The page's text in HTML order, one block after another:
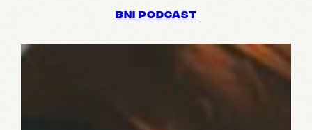
BNI PODCAST